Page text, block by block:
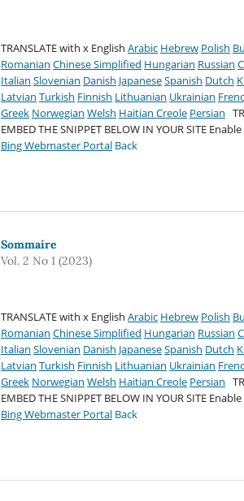
TRANSLATE with x EnglishArabic Hebrew Polish
Romanian Chinese Simplified Hungarian Russian
Italian Slovenian Danish JapaneseSpanish Dutch
Latvian Turkish Finnish Lithuanian Ukrainian
Greek Norwegian Welsh Haitian Creole Persian
EMBED THE SNIPPET BELOW IN YOUR SITE
Bing Webmaster Portal Back
Sommaire
Vol. 2 No 1 (2023)
TRANSLATE with x EnglishArabic Hebrew Polish
Romanian Chinese Simplified Hungarian Russian
Italian Slovenian Danish JapaneseSpanish Dutch
Latvian Turkish Finnish Lithuanian Ukrainian
Greek Norwegian Welsh Haitian Creole Persian
EMBED THE SNIPPET BELOW IN YOUR SITE
Bing Webmaster Portal Back